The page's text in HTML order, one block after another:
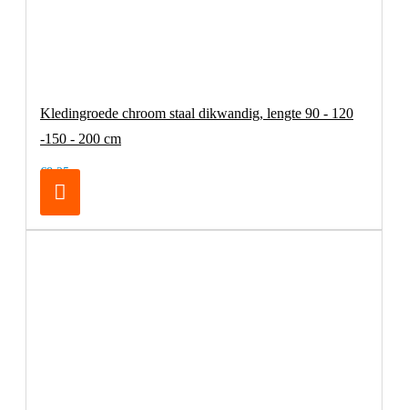
Kledingroede chroom staal dikwandig, lengte 90 - 120
-150 - 200 cm
€8,25